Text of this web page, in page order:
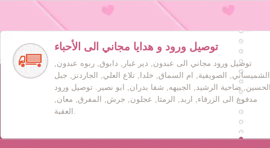
توصيل ورود و هدايا مجاني الى الأحباء
توصيل ورود مجاني الى عبدون, دير غبار, دابوق, ربوه عبدون,
الشميساني, الصويفية, ام السماق, خلدا, تلاع العلي, الجاردنز, جبل
ضاحية الرشيد, الجبيهه, شفا بدران, ابو نصير. توصيل ورود
مدفوع الى الزرقاء, اربد, الرمثا, عجلون, جرش, المفرق, معان,
العقبة.